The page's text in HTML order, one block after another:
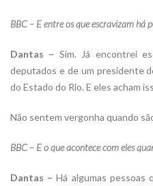
BBC – E entre os que escravizam há
Dantas – Sim. Já encontrei
deputados e de um presidente
do Estado do Rio. E eles acham
Não sentem vergonha quando
BBC – E o que acontece com eles
Dantas – Há algumas pessoas